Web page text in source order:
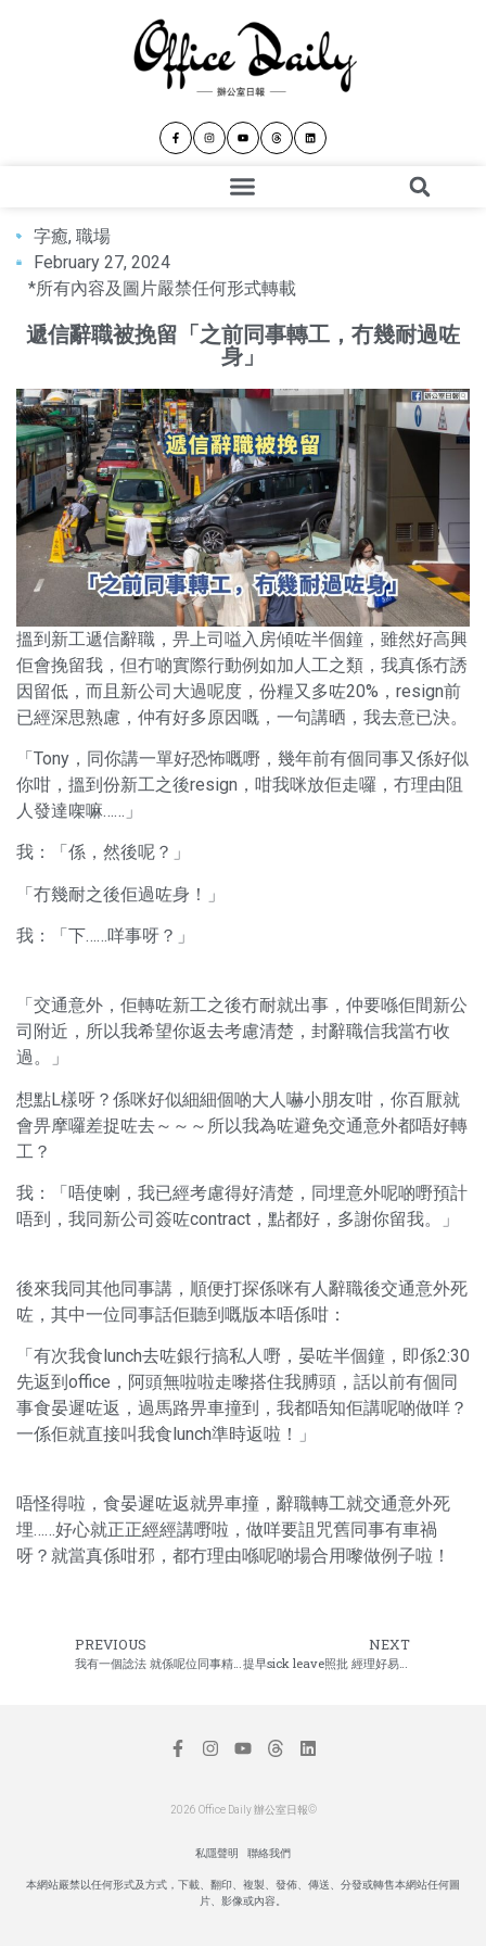
字癒, 職場
February 27, 2024
*所有內容及圖片嚴禁任何形式轉載
遞信辭職被挽留「之前同事轉工，冇幾耐過咗
身」
搵到新工遞信辭職，畀上司嗌入房傾咗半個鐘，雖然好高興
佢會挽留我，但冇啲實際行動例如加人工之類，我真係冇誘
因留低，而且新公司大過呢度，份糧又多咗20%，resign前
已經深思熟慮，仲有好多原因嘅，一句講晒，我去意已決。
「Tony，同你講一單好恐怖嘅嘢，幾年前有個同事又係好似
你咁，搵到份新工之後resign，咁我咪放佢走囉，冇理由阻
人發達㗎嘛……」
我：「係，然後呢？」
「冇幾耐之後佢過咗身！」
我：「下……咩事呀？」
「交通意外，佢轉咗新工之後冇耐就出事，仲要喺佢間新公
司附近，所以我希望你返去考慮清楚，封辭職信我當冇收
過。」
想點L樣呀？係咪好似細細個啲大人嚇小朋友咁，你百厭就
會畀摩囉差捉咗去～～～所以我為咗避免交通意外都唔好轉
工？
我：「唔使喇，我已經考慮得好清楚，同埋意外呢啲嘢預計
唔到，我同新公司簽咗contract，點都好，多謝你留我。」
後來我同其他同事講，順便打探係咪有人辭職後交通意外死
咗，其中一位同事話佢聽到嘅版本唔係咁：
「有次我食lunch去咗銀行搞私人嘢，晏咗半個鐘，即係2:30
先返到office，阿頭無啦啦走嚟搭住我膊頭，話以前有個同
事食晏遲咗返，過馬路畀車撞到，我都唔知佢講呢啲做咩？
一係佢就直接叫我食lunch準時返啦！」
唔怪得啦，食晏遲咗返就畀車撞，辭職轉工就交通意外死
埋……好心就正正經經講嘢啦，做咩要詛咒舊同事有車禍
呀？就當真係咁邪，都冇理由喺呢啲場合用嚟做例子啦！
PREVIOUS NEXT
提早sick leave照批 經理好易話為
2026 Office Daily 辦公室日報©
私隱聲明 聯絡我們
本網站嚴禁以任何形式及方式，下載、翻印、複製、發佈、傳送、分發或轉售本網站任何圖
片、影像或內容。